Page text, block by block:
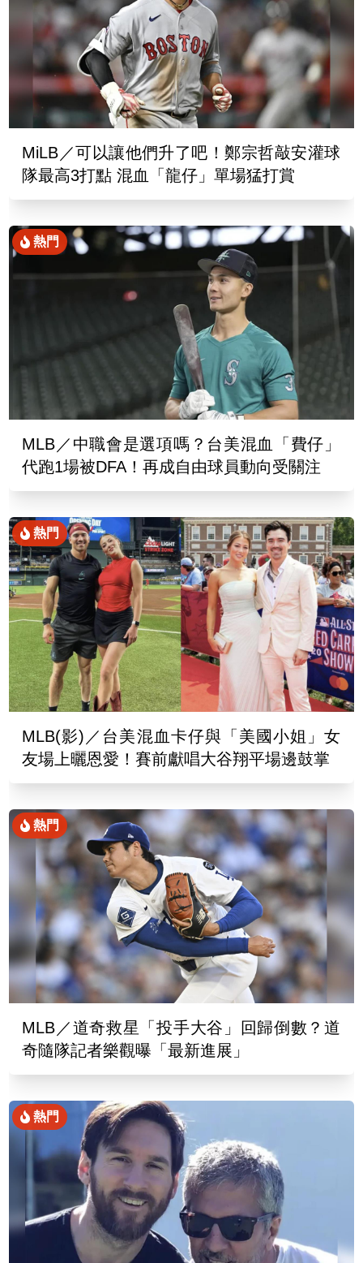
MiLB／可以讓他們升了吧！鄭宗哲敲安灌球
隊最高3打點 混血「龍仔」單場猛打賞
熱門
MLB／中職會是選項嗎？台美混血「費仔」
代跑1場被DFA！再成自由球員動向受關注
熱門
MLB(影)／台美混血卡仔與「美國小姐」女
友場上曬恩愛！賽前獻唱大谷翔平場邊鼓掌
熱門
MLB／道奇救星「投手大谷」回歸倒數？道
奇隨隊記者樂觀曝「最新進展」
熱門